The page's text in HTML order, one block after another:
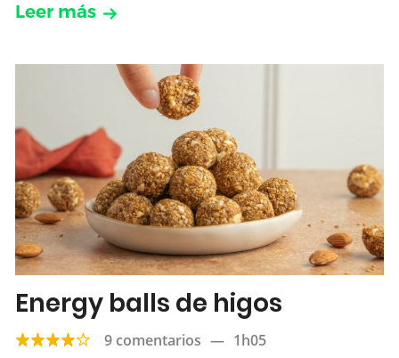
Leer más
Energy balls de higos
9 comentarios — 1h05